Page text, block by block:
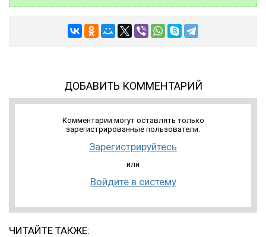
ДОБАВИТЬ КОММЕНТАРИЙ
Комментарии могут оставлять только
зарегистрированные пользователи.
Зарегистрируйтесь
или
Войдите в систему
ЧИТАЙТЕ ТАКЖЕ: